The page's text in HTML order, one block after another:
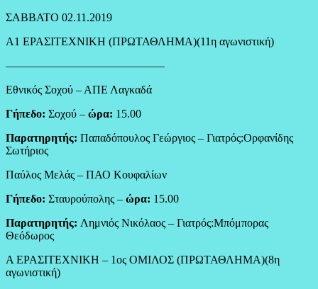
ΣΑΒΒΑΤΟ 02.11.2019
Α1 ΕΡΑΣΙΤΕΧΝΙΚΗ (ΠΡΩΤΑΘΛΗΜΑ)(11η αγωνιστική)
——————————————
Εθνικός Σοχού – ΑΠΕ Λαγκαδά
Γήπεδο: Σοχού – ώρα: 15.00
Παρατηρητής: Παπαδόπουλος Γεώργιος – Γιατρός:Ορφανίδης
Σωτήριος
Παύλος Μελάς – ΠΑΟ Κουφαλίων
Γήπεδο: Σταυρούπολης – ώρα: 15.00
Παρατηρητής: Λημνιός Νικόλαος – Γιατρός:Μπόμπορας
Θεόδωρος
Α ΕΡΑΣΙΤΕΧΝΙΚΗ – 1ος ΟΜΙΛΟΣ (ΠΡΩΤΑΘΛΗΜΑ)(8η
αγωνιστική)